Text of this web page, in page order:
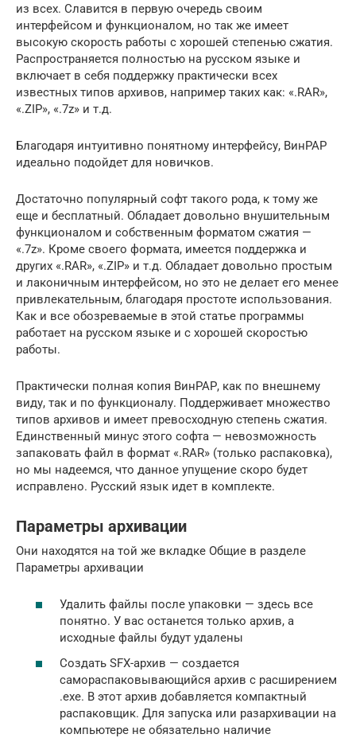
из всех. Славится в первую очередь своим
интерфейсом и функционалом, но так же имеет
высокую скорость работы с хорошей степенью сжатия.
Распространяется полностью на русском языке и
включает в себя поддержку практически всех
известных типов архивов, например таких как: «.RAR»,
«.ZIP», «.7z» и т.д.
Благодаря интуитивно понятному интерфейсу, ВинРАР
идеально подойдет для новичков.
Достаточно популярный софт такого рода, к тому же
еще и бесплатный. Обладает довольно внушительным
функционалом и собственным форматом сжатия —
«.7z». Кроме своего формата, имеется поддержка и
других «.RAR», «.ZIP» и т.д. Обладает довольно простым
и лаконичным интерфейсом, но это не делает его менее
привлекательным, благодаря простоте использования.
Как и все обозреваемые в этой статье программы
работает на русском языке и с хорошей скоростью
работы.
Практически полная копия ВинРАР, как по внешнему
виду, так и по функционалу. Поддерживает множество
типов архивов и имеет превосходную степень сжатия.
Единственный минус этого софта — невозможность
запаковать файл в формат «.RAR» (только распаковка),
но мы надеемся, что данное упущение скоро будет
исправлено. Русский язык идет в комплекте.
Параметры архивации
Они находятся на той же вкладке Общие в разделе
Параметры архивации
Удалить файлы после упаковки — здесь все
понятно. У вас останется только архив, а
исходные файлы будут удалены
Создать SFX-архив — создается
самораспаковывающийся архив с расширением
.exe. В этот архив добавляется компактный
распаковщик. Для запуска или разархивации на
компьютере не обязательно наличие